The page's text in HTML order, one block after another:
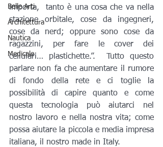
Belle Arti
Architettura
Nautica
Medicale
importa,  tanto è una cosa che va nella
stazione orbitale, cose da ingegneri,
cose da nerd; oppure sono cose da
ragazzini, per fare le cover dei
cellulari… plastichette.”.  Tutto questo
parlare non fa che aumentare il rumore
di fondo della rete e ci toglie la
possibilità di capire quanto e come
questa tecnologia può aiutarci nel
nostro lavoro e nella nostra vita; come
possa aiutare la piccola e media impresa
italiana, il nostro made in Italy.